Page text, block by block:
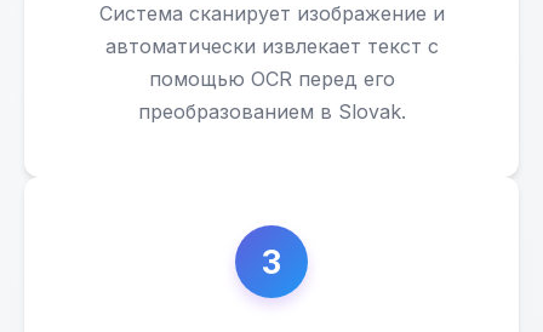
Система сканирует изображение и
автоматически извлекает текст с
помощью OCR перед его
преобразованием в Slovak.
3